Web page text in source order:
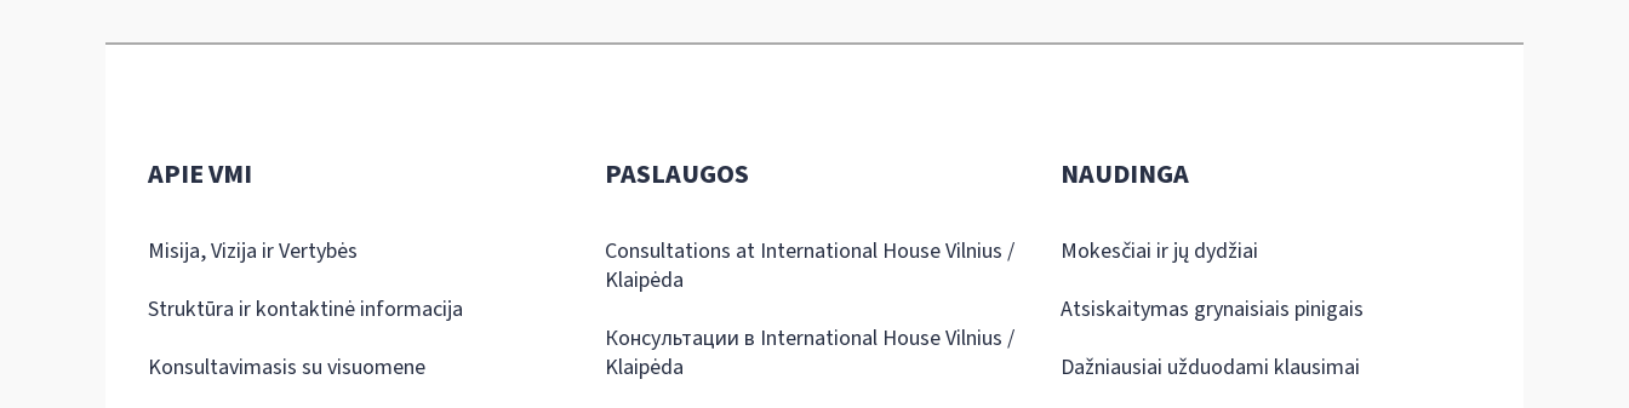
APIE VMI
Misija, Vizija ir Vertybės
Struktūra ir kontaktinė informacija
Konsultavimasis su visuomene
PASLAUGOS
Consultations at International House Vilnius /
Klaipėda
Консультации в International House Vilnius /
Klaipėda
NAUDINGA
Mokesčiai ir jų dydžiai
Atsiskaitymas grynaisiais pinigais
Dažniausiai užduodami klausimai